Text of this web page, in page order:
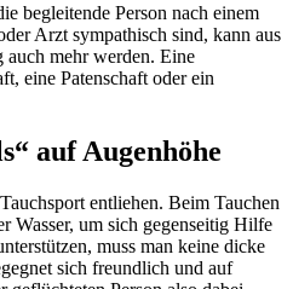
begleitende Person nach einem
Arzt sympathisch sind, kann aus
auch mehr werden. Eine
eine Patenschaft oder ein
auf Augenhöhe
entliehen. Beim Tauchen
Wasser, um sich gegenseitig Hilfe
muss man keine dicke
sich freundlich und auf